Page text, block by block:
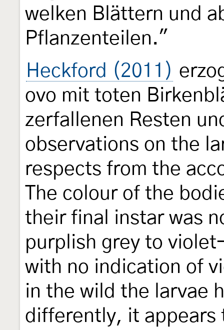
welken Blättern und
Pflanzenteilen."
Heckford (2011)
ovo mit toten
zerfallenen Resten
observations on the
respects from the
The colour of the
their final instar was
purplish grey to
with no indication of
in the wild the larvae
differently, it appears